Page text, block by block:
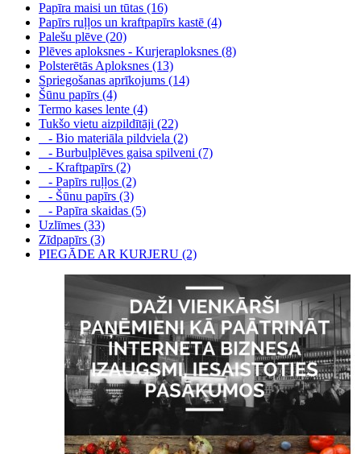
Papīra maisi un tūtas (16)
Papīrs ruļļos un kraftpapīrs kastē (4)
Palešu plēve (20)
Plēves aploksnes - Kurjeraploksnes (8)
Polsterētās Aploksnes (13)
Spriegošanas aprīkojums (14)
Šūnu papīrs (4)
Termo kases lente (4)
Tukšo vietu aizpildītāji (22)
- Bio materiāla pildviela (2)
- Burbuļplēves gaisa spilveni (7)
- Kraftpapīrs (2)
- Papīrs ruļļos (2)
- Šūnu papīrs (3)
- Papīra skaidas (5)
Uzlīmes (33)
Zīdpapīrs (3)
PIEGĀDE AR KURJERU (2)